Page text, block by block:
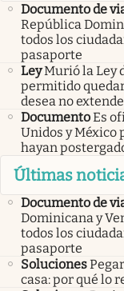
Documento de
República
todos los
pasaporte
LeyMurió la Ley
permitido
desea no
DocumentoEs
Unidos y México
hayan
Últimas
Documento de
Dominicana y
todos los
pasaporte
Soluciones
casa: por qué lo